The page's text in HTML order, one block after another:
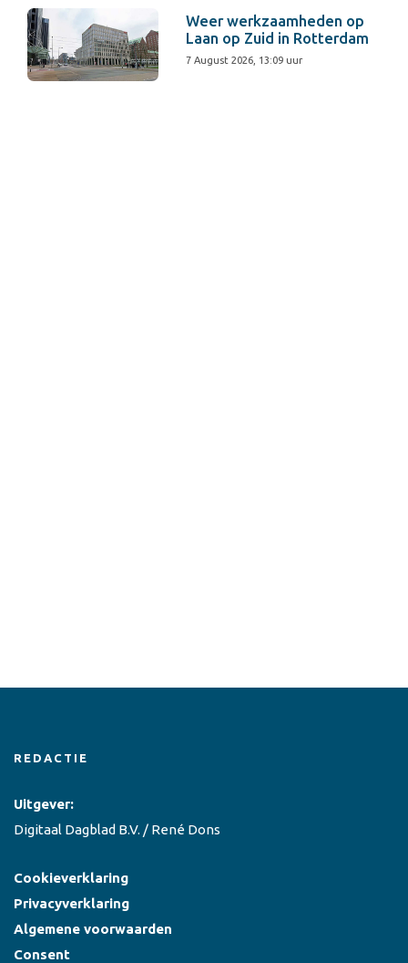
Weer werkzaamheden op
Laan op Zuid in Rotterdam
7 August 2026, 13:09 uur
REDACTIE
Uitgever:
Digitaal Dagblad B.V. / René Dons
Cookieverklaring
Privacyverklaring
Algemene voorwaarden
Consent